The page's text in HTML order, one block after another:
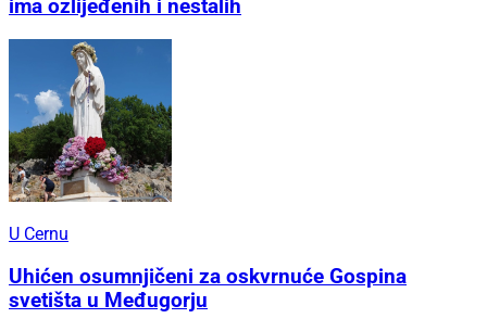
ima ozlijeđenih i nestalih
U Cernu
Uhićen osumnjičeni za oskvrnuće Gospina
svetišta u Međugorju